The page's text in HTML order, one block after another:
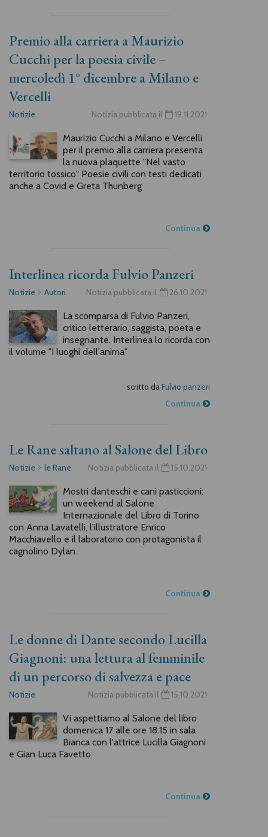
Premio alla carriera a Maurizio
Cucchi per la poesia civile –
mercoledì 1° dicembre a Milano e
Vercelli
Notizie Notizia pubblicata il 19.11.2021
Maurizio Cucchi a Milano e Vercelli
per il premio alla carriera presenta
la nuova plaquette "Nel vasto
territorio tossico" Poesie civili con testi dedicati
anche a Covid e Greta Thunberg
Continua
Interlinea ricorda Fulvio Panzeri
Notizie Autori Notizia pubblicata il 26.10.2021
La scomparsa di Fulvio Panzeri,
critico letterario, saggista, poeta e
insegnante. Interlinea lo ricorda con
il volume "I luoghi dell'anima"
scritto da Fulvio panzeri
Continua
Le Rane saltano al Salone del Libro
Notizie le Rane Notizia pubblicata il 15.10.2021
Mostri danteschi e cani pasticcioni:
un weekend al Salone
Internazionale del Libro di Torino
con Anna Lavatelli, l'illustratore Enrico
Macchiavello e il laboratorio con protagonista il
cagnolino Dylan
Continua
Le donne di Dante secondo Lucilla
Giagnoni: una lettura al femminile
di un percorso di salvezza e pace
Notizie Notizia pubblicata il 15.10.2021
Vi aspettiamo al Salone del libro
domenica 17 alle ore 18.15 in sala
Bianca con l'attrice Lucilla Giagnoni
e Gian Luca Favetto
Continua